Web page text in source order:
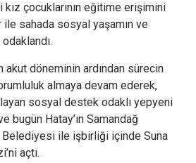
çocuklarının eğitime erişimini
sahada sosyal yaşamın ve
akut döneminin ardından sürecin
almaya devam ederek,
sosyal destek odaklı yepyeni
bugün Hatay’ın Samandağ
Belediyesi ile işbirliği içinde Suna
açtı.